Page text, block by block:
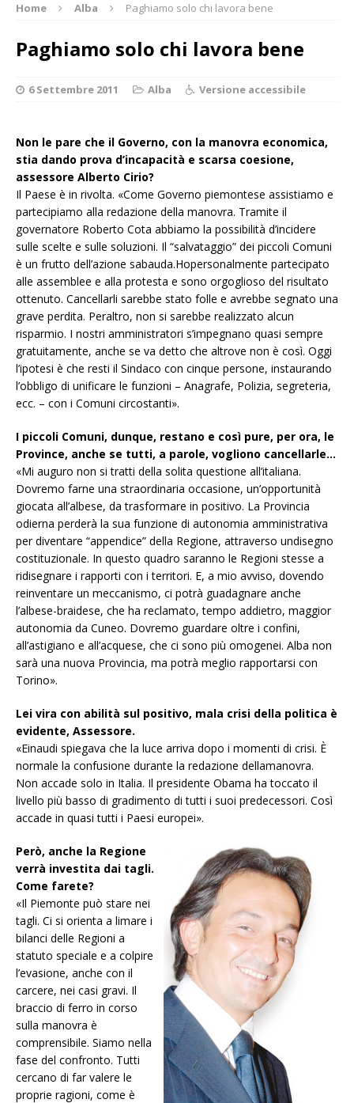
Home Alba Paghiamo solo chi lavora bene
Paghiamo solo chi lavora bene
6 Settembre 2011 Alba Versione accessibile
Non le pare che il Governo, con la manovra economica,
stia dando prova d’incapacità e scarsa coesione,
assessore Alberto Cirio?
Il Paese è in rivolta. «Come Governo piemontese assistiamo e
partecipiamo alla redazione della manovra. Tramite il
governatore Roberto Cota abbiamo la possibilità d’incidere
sulle scelte e sulle soluzioni. Il “salvataggio” dei piccoli Comuni
è un frutto dell’azione sabauda.Hopersonalmente partecipato
alle assemblee e alla protesta e sono orgoglioso del risultato
ottenuto. Cancellarli sarebbe stato folle e avrebbe segnato una
grave perdita. Peraltro, non si sarebbe realizzato alcun
risparmio. I nostri amministratori s’impegnano quasi sempre
gratuitamente, anche se va detto che altrove non è così. Oggi
l’ipotesi è che resti il Sindaco con cinque persone, instaurando
l’obbligo di unificare le funzioni – Anagrafe, Polizia, segreteria,
ecc. – con i Comuni circostanti».
I piccoli Comuni, dunque, restano e così pure, per ora, le
Province, anche se tutti, a parole, vogliono cancellarle…
«Mi auguro non si tratti della solita questione all’italiana.
Dovremo farne una straordinaria occasione, un’opportunità
giocata all’albese, da trasformare in positivo. La Provincia
odierna perderà la sua funzione di autonomia amministrativa
per diventare “appendice” della Regione, attraverso undisegno
costituzionale. In questo quadro saranno le Regioni stesse a
ridisegnare i rapporti con i territori. E, a mio avviso, dovendo
reinventare un meccanismo, ci potrà guadagnare anche
l’albese-braidese, che ha reclamato, tempo addietro, maggior
autonomia da Cuneo. Dovremo guardare oltre i confini,
all’astigiano e all’acquese, che ci sono più omogenei. Alba non
sarà una nuova Provincia, ma potrà meglio rapportarsi con
Torino».
Lei vira con abilità sul positivo, mala crisi della politica è
evidente, Assessore.
«Einaudi spiegava che la luce arriva dopo i momenti di crisi. È
normale la confusione durante la redazione dellamanovra.
Non accade solo in Italia. Il presidente Obama ha toccato il
livello più basso di gradimento di tutti i suoi predecessori. Così
accade in quasi tutti i Paesi europei».
Però, anche la Regione
verrà investita dai tagli.
Come farete?
«Il Piemonte può stare nei
tagli. Ci si orienta a limare i
bilanci delle Regioni a
statuto speciale e a colpire
l’evasione, anche con il
carcere, nei casi gravi. Il
braccio di ferro in corso
sulla manovra è
comprensibile. Siamo nella
fase del confronto. Tutti
cercano di far valere le
proprie ragioni, come è